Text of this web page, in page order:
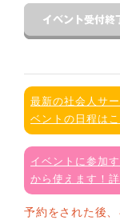
最新の社会人サ
ベントの日程は
イベントに参加
から使えます！
予約をされた後